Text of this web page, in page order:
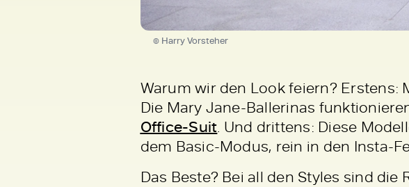
© Harry Vorsteher
Warum wir den Look feiern? Erstens:
Die Mary Jane-Ballerinas
Office-Suit. Und drittens: Diese
dem Basic-Modus, rein in den Insta-
Das Beste? Bei all den Styles sind